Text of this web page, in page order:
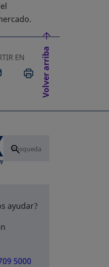
EN
EN UNA PESTAÑA
ABRE EN UNA
EMAILIMPRIMIR
Volver arriba
ayudar?
5000